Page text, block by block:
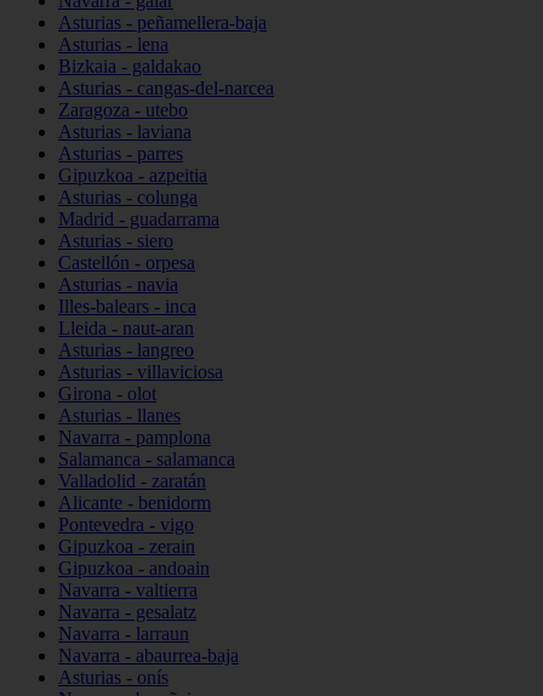
Asturias - peñamellera-baja
Asturias - lena
Bizkaia - galdakao
Asturias - cangas-del-narcea
Zaragoza - utebo
Asturias - laviana
Asturias - parres
Gipuzkoa - azpeitia
Asturias - colunga
Madrid - guadarrama
Asturias - siero
Castellón - orpesa
Asturias - navia
Illes-balears - inca
Lleida - naut-aran
Asturias - langreo
Asturias - villaviciosa
Girona - olot
Asturias - llanes
Navarra - pamplona
Salamanca - salamanca
Valladolid - zaratán
Alicante - benidorm
Pontevedra - vigo
Gipuzkoa - zerain
Gipuzkoa - andoain
Navarra - valtierra
Navarra - gesalatz
Navarra - larraun
Navarra - abaurrea-baja
Asturias - onís